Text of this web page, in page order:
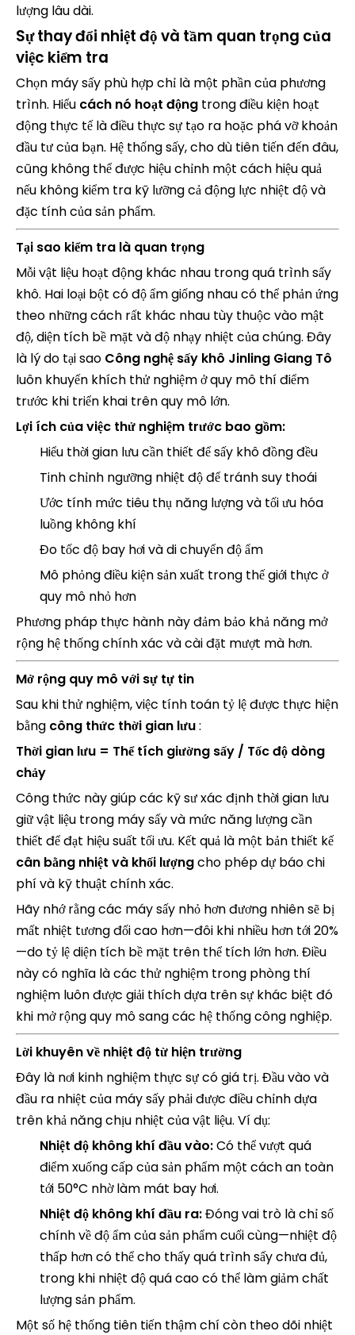
lượng lâu dài.
Sự thay đổi nhiệt độ và tầm quan trọng của
việc kiểm tra
Chọn máy sấy phù hợp chỉ là một phần của phương
trình. Hiểu cách nó hoạt động trong điều kiện hoạt
động thực tế là điều thực sự tạo ra hoặc phá vỡ khoản
đầu tư của bạn. Hệ thống sấy, cho dù tiên tiến đến đâu,
cũng không thể được hiệu chỉnh một cách hiệu quả
nếu không kiểm tra kỹ lưỡng cả động lực nhiệt độ và
đặc tính của sản phẩm.
Tại sao kiểm tra là quan trọng
Mỗi vật liệu hoạt động khác nhau trong quá trình sấy
khô. Hai loại bột có độ ẩm giống nhau có thể phản ứng
theo những cách rất khác nhau tùy thuộc vào mật
độ, diện tích bề mặt và độ nhạy nhiệt của chúng. Đây
là lý do tại sao Công nghệ sấy khô Jinling Giang Tô
luôn khuyến khích thử nghiệm ở quy mô thí điểm
trước khi triển khai trên quy mô lớn.
Lợi ích của việc thử nghiệm trước bao gồm:
Hiểu thời gian lưu cần thiết để sấy khô đồng đều
Tinh chỉnh ngưỡng nhiệt độ để tránh suy thoái
Ước tính mức tiêu thụ năng lượng và tối ưu hóa
luồng không khí
Đo tốc độ bay hơi và di chuyển độ ẩm
Mô phỏng điều kiện sản xuất trong thế giới thực ở
quy mô nhỏ hơn
Phương pháp thực hành này đảm bảo khả năng mở
rộng hệ thống chính xác và cài đặt mượt mà hơn.
Mở rộng quy mô với sự tự tin
Sau khi thử nghiệm, việc tính toán tỷ lệ được thực hiện
bằng công thức thời gian lưu:
Thời gian lưu = Thể tích giường sấy / Tốc độ dòng
chảy
Công thức này giúp các kỹ sư xác định thời gian lưu
giữ vật liệu trong máy sấy và mức năng lượng cần
thiết để đạt hiệu suất tối ưu. Kết quả là một bản thiết kế
cân bằng nhiệt và khối lượngcho phép dự báo chi
phí và kỹ thuật chính xác.
Hãy nhớ rằng các máy sấy nhỏ hơn đương nhiên sẽ bị
mất nhiệt tương đối cao hơn—đôi khi nhiều hơn tới 20%
—do tỷ lệ diện tích bề mặt trên thể tích lớn hơn. Điều
này có nghĩa là các thử nghiệm trong phòng thí
nghiệm luôn được giải thích dựa trên sự khác biệt đó
khi mở rộng quy mô sang các hệ thống công nghiệp.
Lời khuyên về nhiệt độ từ hiện trường
Đây là nơi kinh nghiệm thực sự có giá trị. Đầu vào và
đầu ra nhiệt của máy sấy phải được điều chỉnh dựa
trên khả năng chịu nhiệt của vật liệu. Ví dụ:
Nhiệt độ không khí đầu vào:Có thể vượt quá
điểm xuống cấp của sản phẩm một cách an toàn
tới 50°C nhờ làm mát bay hơi.
Nhiệt độ không khí đầu ra:Đóng vai trò là chỉ số
chính về độ ẩm của sản phẩm cuối cùng—nhiệt độ
thấp hơn có thể cho thấy quá trình sấy chưa đủ,
trong khi nhiệt độ quá cao có thể làm giảm chất
lượng sản phẩm.
Một số hệ thống tiên tiến thậm chí còn theo dõi nhiệt